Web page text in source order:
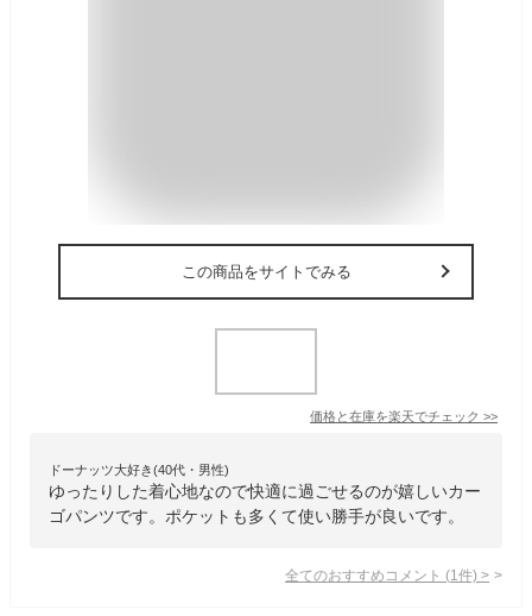
この商品をサイトでみる
価格と在庫を楽天でチェック >>
ドーナッツ大好き(40代・男性)
ゆったりした着心地なので快適に過ごせるのが嬉しいカー
ゴパンツです。ポケットも多くて使い勝手が良いです。
全てのおすすめコメント (1 件) >